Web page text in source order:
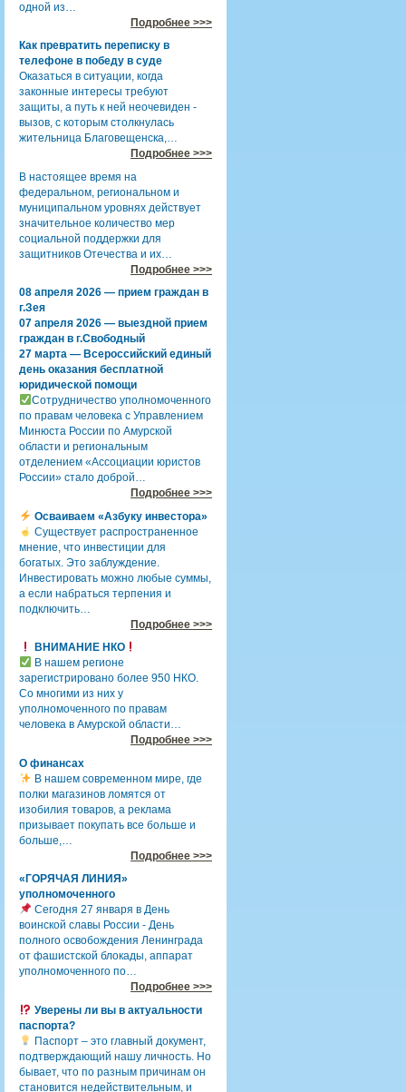
одной из…
Подробнее >>>
Как превратить переписку в
телефоне в победу в суде
Оказаться в ситуации, когда
законные интересы требуют
защиты, а путь к ней неочевиден -
вызов, с которым столкнулась
жительница Благовещенска,…
Подробнее >>>
В настоящее время на
федеральном, региональном и
муниципальном уровнях действует
значительное количество мер
социальной поддержки для
защитников Отечества и их…
Подробнее >>>
08 апреля 2026 — прием граждан в
г.Зея
07 апреля 2026 — выездной прием
граждан в г.Свободный
27 марта — Всероссийский единый
день оказания бесплатной
юридической помощи
Сотрудничество уполномоченного
по правам человека с Управлением
Минюста России по Амурской
области и региональным
отделением «Ассоциации юристов
России» стало доброй…
Подробнее >>>
Осваиваем «Азбуку инвестора»
Существует распространенное
мнение, что инвестиции для
богатых. Это заблуждение.
Инвестировать можно любые суммы,
а если набраться терпения и
подключить…
Подробнее >>>
ВНИМАНИЕ НКО
В нашем регионе
зарегистрировано более 950 НКО.
Со многими из них у
уполномоченного по правам
человека в Амурской области…
Подробнее >>>
О финансах
В нашем современном мире, где
полки магазинов ломятся от
изобилия товаров, а реклама
призывает покупать все больше и
больше,…
Подробнее >>>
«ГОРЯЧАЯ ЛИНИЯ»
уполномоченного
Сегодня 27 января в День
воинской славы России - День
полного освобождения Ленинграда
от фашистской блокады, аппарат
уполномоченного по…
Подробнее >>>
Уверены ли вы в актуальности
паспорта?
Паспорт – это главный документ,
подтверждающий нашу личность. Но
бывает, что по разным причинам он
становится недействительным, и